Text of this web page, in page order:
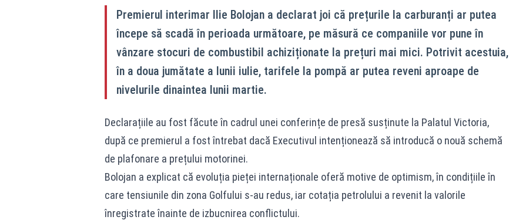
Premierul interimar Ilie Bolojan a declarat joi că prețurile la carburanți ar putea
începe să scadă în perioada următoare, pe măsură ce companiile vor pune în
vânzare stocuri de combustibil achiziționate la prețuri mai mici. Potrivit acestuia,
în a doua jumătate a lunii iulie, tarifele la pompă ar putea reveni aproape de
nivelurile dinaintea lunii martie.
Declarațiile au fost făcute în cadrul unei conferințe de presă susținute la Palatul Victoria,
după ce premierul a fost întrebat dacă Executivul intenționează să introducă o nouă schemă
de plafonare a prețului motorinei.
Bolojan a explicat că evoluția pieței internaționale oferă motive de optimism, în condițiile în
care tensiunile din zona Golfului s-au redus, iar cotația petrolului a revenit la valorile
înregistrate înainte de izbucnirea conflictului.